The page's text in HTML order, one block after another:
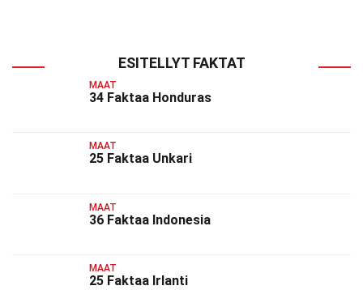
ESITELLYT FAKTAT
MAAT
34 Faktaa Honduras
MAAT
25 Faktaa Unkari
MAAT
36 Faktaa Indonesia
MAAT
25 Faktaa Irlanti